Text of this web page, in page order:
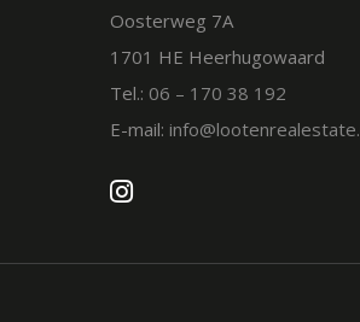
Oosterweg 7A
1701 HE Heerhugowaard
Tel.: 06 – 170 38 192
E-mail: